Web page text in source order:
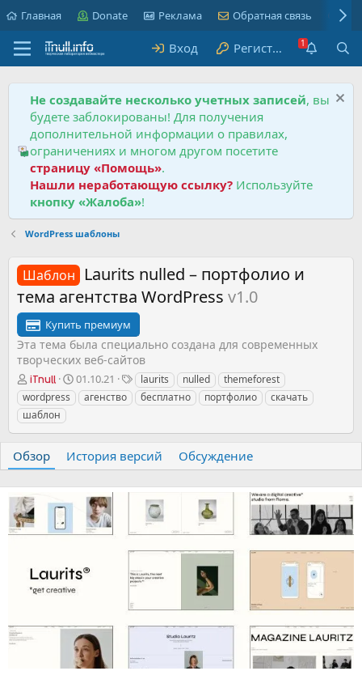
Главная Donate Реклама Обратная связь
Вход Регистрация
Не создавайте несколько учетных записей, вы
будете заблокированы! Для получения
дополнительной информации о правилах,
ограничениях и многом другом посетите
страницу «Помощь».
Нашли неработающую ссылку? Используйте
кнопку «Жалоба»!
WordPress шаблоны
Шаблон
Laurits nulled – портфолио и
тема агентства WordPress v1.0
Купить премиум
Эта тема была специально создана для современных
творческих веб-сайтов
А
в
т
о
р
iTnull
Д
а
с
о
я
01.10.21
Т
е
laurits nulled
themeforest
wordpress
агенство бесплатно портфолио
скачать
шаблон
Обзор История версий Обсуждение